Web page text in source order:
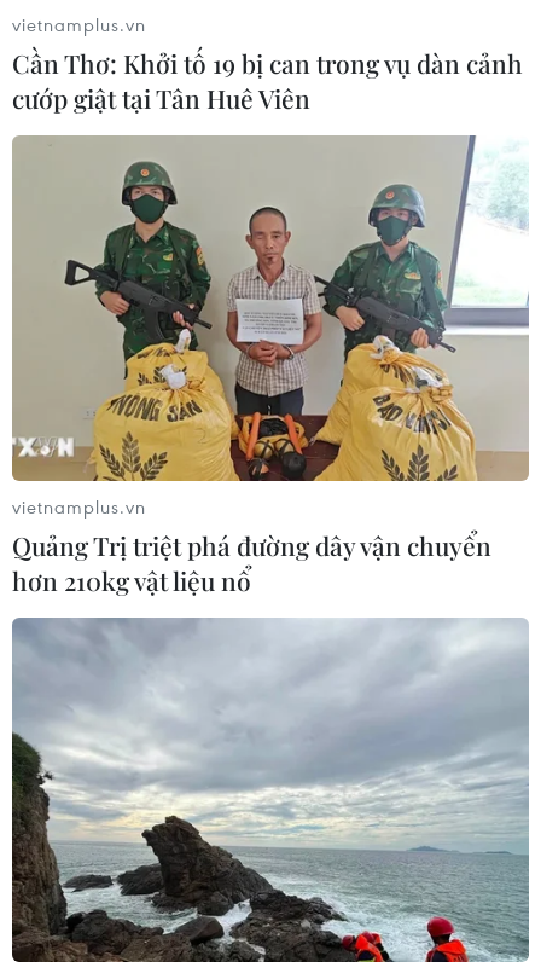
TIN CÙNG CHUYÊN MỤC
Tổng thống Iran nhấn mạnh Tehran
sẽ không bị ép buộc phải đầu hàng
08/08/2026 11:51
Mỹ có đang chuẩn bị một
chiến lược mới nhằm vào Iran?
07/08/2026 10:08
Mỹ can thiệp khẩn cấp, ngăn
Israel mở rộng đòn trừng phạt
Hezbollah
07/08/2026 02:31
Syria: Nổ xe buýt gần thủ đô
Damascus khiến 2 người chết và 13
vietnamplus.vn
Cần Thơ: Khởi tố 19 bị can trong vụ dàn cảnh
cướp giật tại Tân Huê Viên
vietnamplus.vn
Quảng Trị triệt phá đường dây vận chuyển
hơn 210kg vật liệu nổ